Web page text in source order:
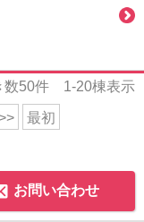
数50件 1-20棟表示
最初
お問い合わせ